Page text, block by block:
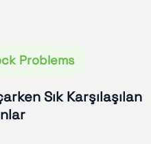
Problems
Sık Karşılaşılan